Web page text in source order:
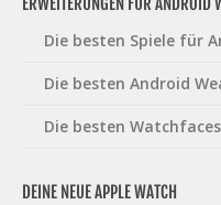
Die besten Spiele für
Die besten Android
Die besten
DEINE NEUE APPLE WATCH